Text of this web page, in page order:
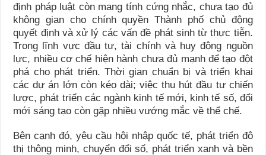
định pháp luật còn mang tính cứng nhắc, chưa tạo đủ
không gian cho chính quyền Thành phố chủ động
quyết định và xử lý các vấn đề phát sinh từ thực tiễn.
Trong lĩnh vực đầu tư, tài chính và huy động nguồn
lực, nhiều cơ chế hiện hành chưa đủ mạnh để tạo đột
phá cho phát triển. Thời gian chuẩn bị và triển khai
các dự án lớn còn kéo dài; việc thu hút đầu tư chiến
lược, phát triển các ngành kinh tế mới, kinh tế số, đổi
mới sáng tạo còn gặp nhiều vướng mắc về thể chế.
Bên cạnh đó, yêu cầu hội nhập quốc tế, phát triển đô
thị thông minh, chuyển đổi số, phát triển xanh và bền